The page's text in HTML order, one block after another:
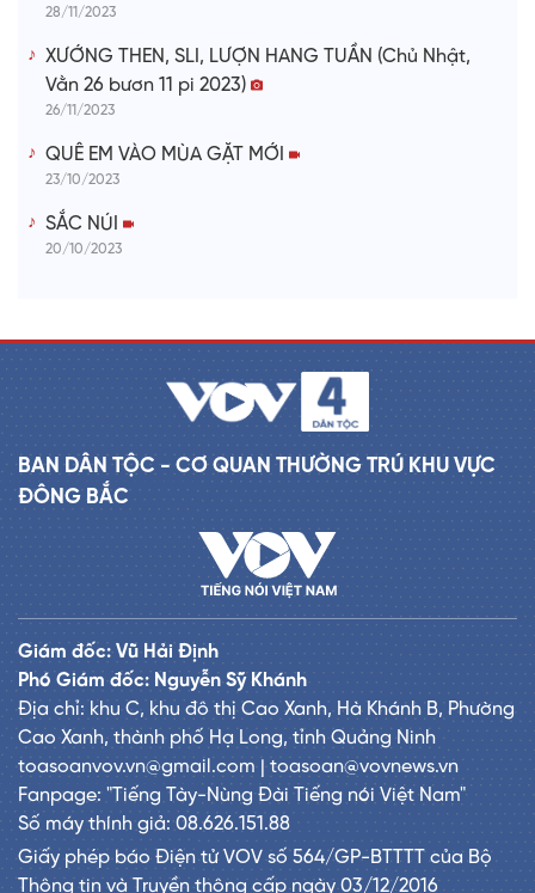
28/11/2023
XƯỚNG THEN, SLI, LƯỢN HANG TUẦN (Chủ Nhật,
Vằn 26 bươn 11 pi 2023)
26/11/2023
QUÊ EM VÀO MÙA GẶT MỚI
23/10/2023
SẮC NÚI
20/10/2023
BAN DÂN TỘC - CƠ QUAN THƯỜNG TRÚ KHU VỰC
ĐÔNG BẮC
Giám đốc: Vũ Hải Định
Phó Giám đốc: Nguyễn Sỹ Khánh
Địa chỉ: khu C, khu đô thị Cao Xanh, Hà Khánh B, Phường
Cao Xanh, thành phố Hạ Long, tỉnh Quảng Ninh
toasoanvov.vn@gmail.com | toasoan@vovnews.vn
Fanpage: "Tiếng Tày-Nùng Đài Tiếng nói Việt Nam"
Số máy thính giả: 08.626.151.88
Giấy phép báo Điện tử VOV số 564/GP-BTTTT của Bộ
Thông tin và Truyền thông cấp ngày 03/12/2016